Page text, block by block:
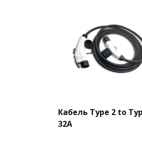
Кабель Type 2 to
32A